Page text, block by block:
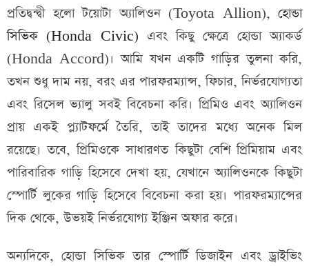
প্রতিদ্বন্দ্বী হলো টয়োটা অ্যালিওন (Toyota Allion), হোন্ডা
সিভিক (Honda Civic) এবং কিছু ক্ষেত্রে হোন্ডা অ্যাকর্ড
(Honda Accord)। আমি যখন একটি গাড়ির তুলনা করি,
তখন শুধু দাম নয়, বরং এর পারফরম্যান্স, ফিচার, নির্ভরযোগ্যতা
এবং রিসেল ভ্যালু সবই বিবেচনা করি। প্রিমিও এবং অ্যালিওন
প্রায় একই প্ল্যাটফর্মে তৈরি, তাই তাদের মধ্যে অনেক মিল
রয়েছে। তবে, প্রিমিওকে সাধারণত কিছুটা বেশি প্রিমিয়াম এবং
পারিবারিক গাড়ি হিসেবে দেখা হয়, যেখানে অ্যালিওনকে কিছুটা
স্পোর্টি লুকের গাড়ি হিসেবে বিবেচনা করা হয়। পারফরম্যান্সের
দিক থেকে, উভয়ই নির্ভরযোগ্য ইঞ্জিন অফার করে।
অন্যদিকে, হোন্ডা সিভিক তার স্পোর্টি ডিজাইন এবং ড্রাইভিং